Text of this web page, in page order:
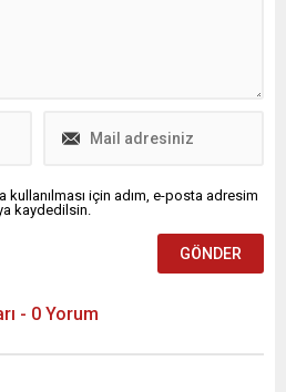
kullanılması için adım, e-posta adresim
kaydedilsin.
- 0 Yorum